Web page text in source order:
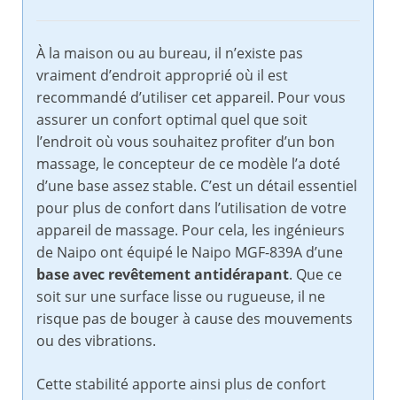
À la maison ou au bureau, il n’existe pas
vraiment d’endroit approprié où il est
recommandé d’utiliser cet appareil. Pour vous
assurer un confort optimal quel que soit
l’endroit où vous souhaitez profiter d’un bon
massage, le concepteur de ce modèle l’a doté
d’une base assez stable. C’est un détail essentiel
pour plus de confort dans l’utilisation de votre
appareil de massage. Pour cela, les ingénieurs
de Naipo ont équipé le Naipo MGF-839A d’une
base avec revêtement antidérapant. Que ce
soit sur une surface lisse ou rugueuse, il ne
risque pas de bouger à cause des mouvements
ou des vibrations.
Cette stabilité apporte ainsi plus de confort